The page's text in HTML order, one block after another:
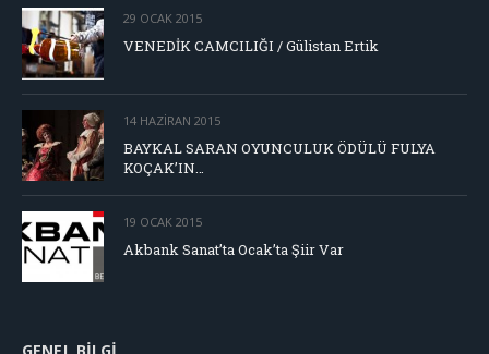
29 OCAK 2015
VENEDİK CAMCILIĞI / Gülistan Ertik
14 HAZIRAN 2015
BAYKAL SARAN OYUNCULUK ÖDÜLÜ FULYA
KOÇAK’IN…
19 OCAK 2015
Akbank Sanat’ta Ocak’ta Şiir Var